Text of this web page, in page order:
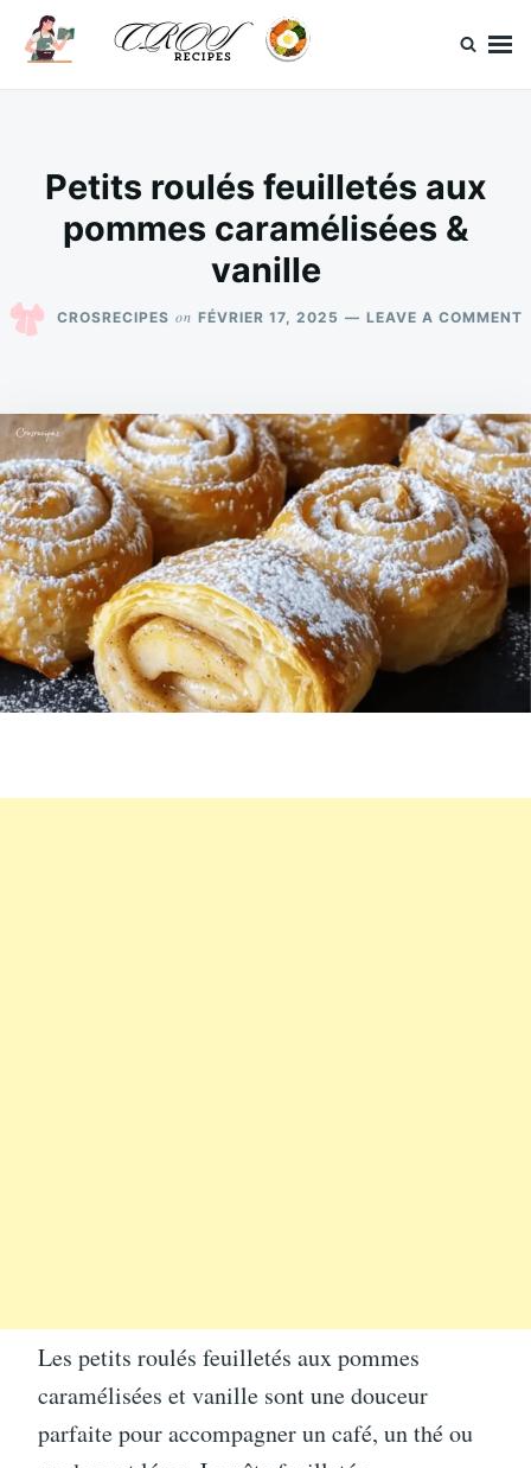
SkipSearch
for:
Petits roulés feuilletés aux
pommes caramélisées &
vanille
CROSRECIPES on FÉVRIER 17, 2025 LEAVE A COMMENT
&
Les petits roulés feuilletés aux pommes
caramélisées et vanille sont une douceur
parfaite pour accompagner un café, un thé ou